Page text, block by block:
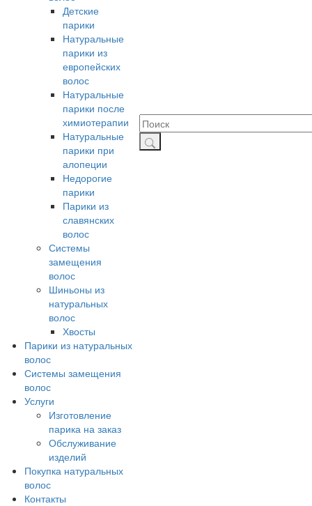
Детские
парики
Натуральные
парики из
европейских
волос
Натуральные
парики после
химиотерапии
Натуральные
парики при
алопеции
Недорогие
парики
Парики из
славянских
волос
Системы
замещения
волос
Шиньоны из
натуральных
волос
Хвосты
Парики из натуральных
волос
Системы замещения
волос
Услуги
Изготовление
парика на заказ
Обслуживание
изделий
Покупка натуральных
волос
Контакты